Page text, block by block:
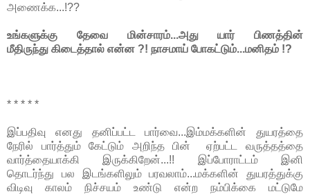
அணைக்க...!??
உங்களுக்கு தேவை மின்சாரம்...அது யார் பிணத்தின்
மீதிருந்து கிடைத்தால் என்ன ?! நாசமாய் போகட்டும்...மனிதம் !?
* * * * *
இப்பதிவு எனது தனிப்பட்ட பார்வை...இம்மக்களின் துயரத்தை
நேரில் பார்த்தும் கேட்டும் அறிந்த பின் ஏற்பட்ட வருத்தத்தை
வார்த்தையாக்கி இருக்கிறேன்...!! இப்போராட்டம் இனி
தொடர்ந்து பல இடங்களிலும் பரவலாம்...மக்களின் துயரத்துக்கு
விடிவு காலம் நிச்சயம் உண்டு என்ற நம்பிக்கை மட்டுமே